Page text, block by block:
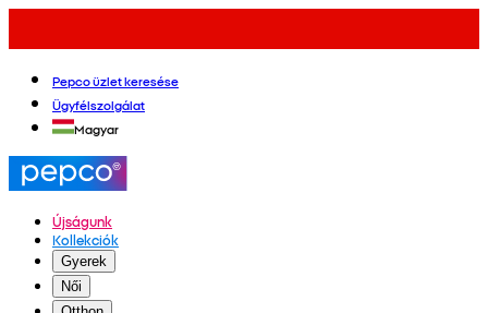
Pepco üzlet keresése
Ügyfélszolgálat
Magyar
Újságunk
Kollekciók
Gyerek
Női